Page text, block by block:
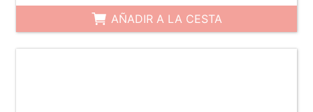
AÑADIR A LA CESTA